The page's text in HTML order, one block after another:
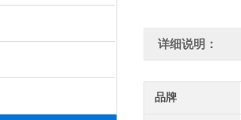
详细说明：
品牌